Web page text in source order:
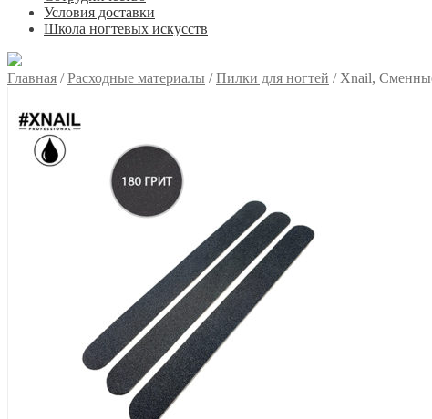
Условия доставки
Школа ногтевых искусств
Главная /Расходные материалы /Пилки для ногтей / Xnail,